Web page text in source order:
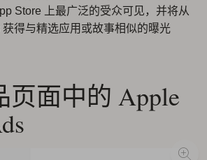
Store 上最广泛的受众可见，并将从
得与精选应用或故事相似的曝光
页面中的 Apple